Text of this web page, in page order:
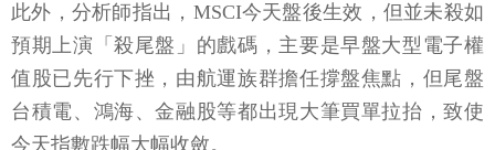
此外，分析師指出，MSCI今天盤後生效，但並未殺如
預期上演「殺尾盤」的戲碼，主要是早盤大型電子權
值股已先行下挫，由航運族群擔任撐盤焦點，但尾盤
台積電、鴻海、金融股等都出現大筆買單拉抬，致使
今天指數跌幅大幅收斂。